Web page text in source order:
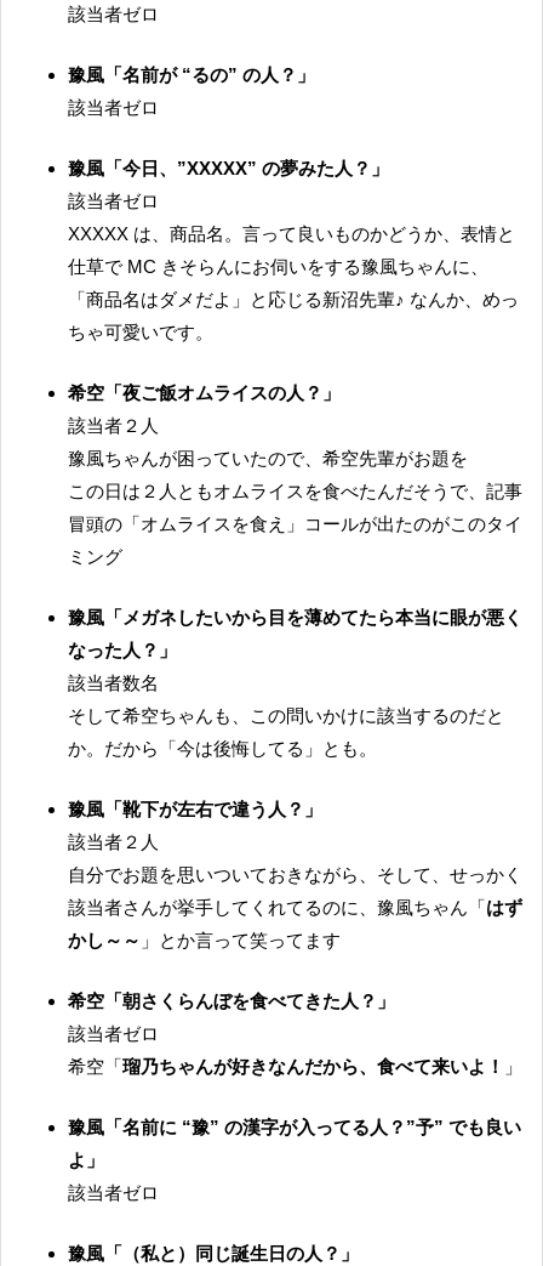
該当者ゼロ
豫風「名前が “るの” の人？」
該当者ゼロ
豫風「今日、”XXXXX” の夢みた人？」
該当者ゼロ
XXXXX は、商品名。言って良いものかどうか、表情と
仕草で MC きそらんにお伺いをする豫風ちゃんに、
「商品名はダメだよ」と応じる新沼先輩♪ なんか、めっ
ちゃ可愛いです。
希空「夜ご飯オムライスの人？」
該当者２人
豫風ちゃんが困っていたので、希空先輩がお題を
この日は２人ともオムライスを食べたんだそうで、記事
冒頭の「オムライスを食え」コールが出たのがこのタイ
ミング
豫風「メガネしたいから目を薄めてたら本当に眼が悪く
なった人？」
該当者数名
そして希空ちゃんも、この問いかけに該当するのだと
か。だから「今は後悔してる」とも。
豫風「靴下が左右で違う人？」
該当者２人
自分でお題を思いついておきながら、そして、せっかく
該当者さんが挙手してくれてるのに、豫風ちゃん「はず
かし～～ 」とか言って笑ってます
希空「朝さくらんぼを食べてきた人？」
該当者ゼロ
希空「瑠乃ちゃんが好きなんだから、食べて来いよ！ 」
豫風「名前に “豫” の漢字が入ってる人？”予” でも良い
よ」
該当者ゼロ
豫風「（私と）同じ誕生日の人？」